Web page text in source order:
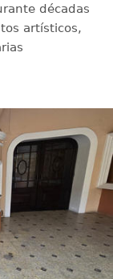
décadas
artísticos,